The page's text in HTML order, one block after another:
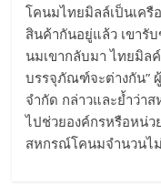
โคนมไทยมิลล์เป็นเครื
สินค้ากันอยู่แล้ว เข
นมเขากลับมา ไทยมิล
บรรจุภัณฑ์จะต่างกัน”
จำกัด กล่าวและย้ำว่า
ไปช่วยองค์กรหรือหน่
สหกรณ์โคนมจำนวนไ